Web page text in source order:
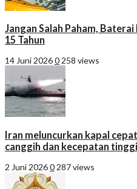
Jangan Salah Paham,
15 Tahun
14 Juni 20260 258 views
Iran meluncurkan kapal
canggih dan kecepatan tinggi
2 Juni 20260 287 views